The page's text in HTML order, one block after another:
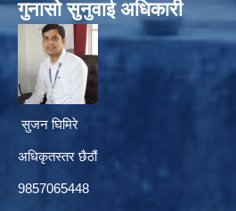
गुनासाे सुनुवाई अधिकारी
सुजन घिमिरे
अधिकृतस्तर छैठौं‌
9857065448